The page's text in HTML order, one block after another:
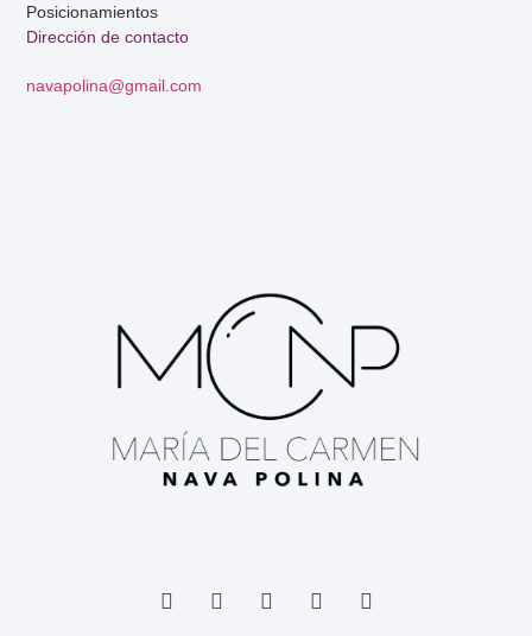
Dirección de contacto
navapolina@gmail.com
Posicionamientos